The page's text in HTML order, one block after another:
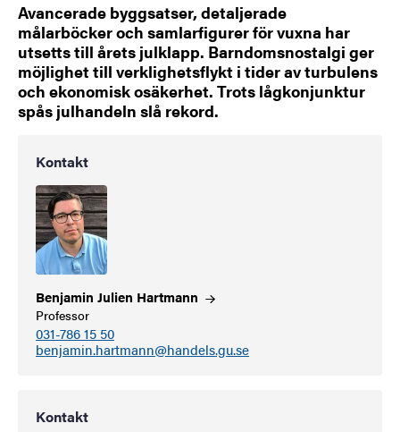
Avancerade byggsatser, detaljerade
målarböcker och samlarfigurer för vuxna har
utsetts till årets julklapp. Barndomsnostalgi ger
möjlighet till verklighetsflykt i tider av turbulens
och ekonomisk osäkerhet. Trots lågkonjunktur
spås julhandeln slå rekord.
Kontakt
Benjamin Julien Hartmann
Professor
031-786 15 50
benjamin.hartmann@handels.gu.se
Kontakt